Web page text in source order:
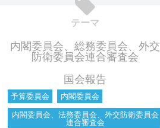
テーマ
内閣委員会、総務委員会、外交
防衛委員会連合審査会
国会報告
予算委員会
内閣委員会
内閣委員会、法務委員会、外交防衛委員会
連合審査会